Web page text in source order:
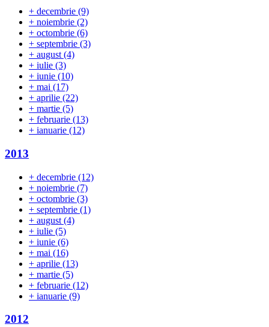
+ decembrie (9)
+ noiembrie (2)
+ octombrie (6)
+ septembrie (3)
+ august (4)
+ iulie (3)
+ iunie (10)
+ mai (17)
+ aprilie (22)
+ martie (5)
+ februarie (13)
+ ianuarie (12)
2013
+ decembrie (12)
+ noiembrie (7)
+ octombrie (3)
+ septembrie (1)
+ august (4)
+ iulie (5)
+ iunie (6)
+ mai (16)
+ aprilie (13)
+ martie (5)
+ februarie (12)
+ ianuarie (9)
2012